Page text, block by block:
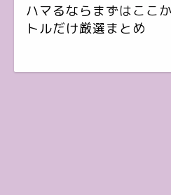
ハマるならまずはここ
トルだけ厳選まとめ